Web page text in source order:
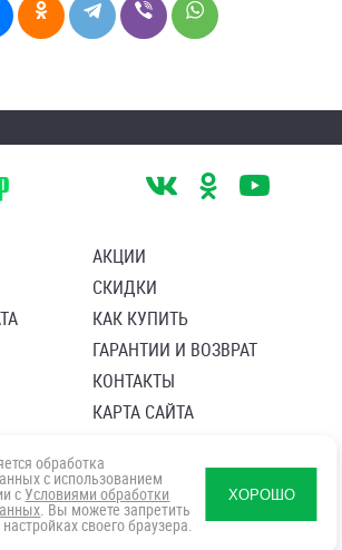
АКЦИИ
СКИДКИ
КАК КУПИТЬ
ГАРАНТИИ И ВОЗВРАТ
КОНТАКТЫ
КАРТА САЙТА
обработки персональных данных
сайта на обработку персональных данны
обработка
с использованием
с Условиями обработки
. Вы можете запретить
своего браузера.
ХОРОШО